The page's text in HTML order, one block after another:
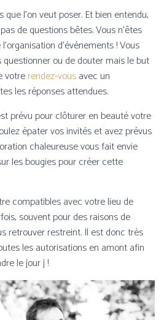
l’on veut poser. Et bien entendu,
de questions bêtes. Vous n’êtes
l’organisation d’événements ! Vous
ou de douter mais le but
votrerendez-vousavec un
les réponses attendues.
prévu pour clôturer en beauté votre
épater vos invités etavez prévus
chaleureuse vous fait envie
les bougies pour créer cette
compatibles avec votre lieu de
souvent pour des raisons de
retrouver restreint. Il est donc très
les autorisations en amont afin
le jour j !